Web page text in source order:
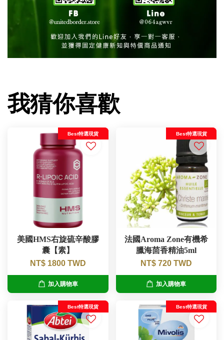
我猜你喜歡
Best特選現貨
美國HMS右旋硫辛酸膠
囊【素】
NT$ 1800 TWD
加入購物車
Best特選現貨
法國Aroma Zone有機希
臘海茴香精油5ml
NT$ 720 TWD
加入購物車
Best特選現貨 Best特選現貨